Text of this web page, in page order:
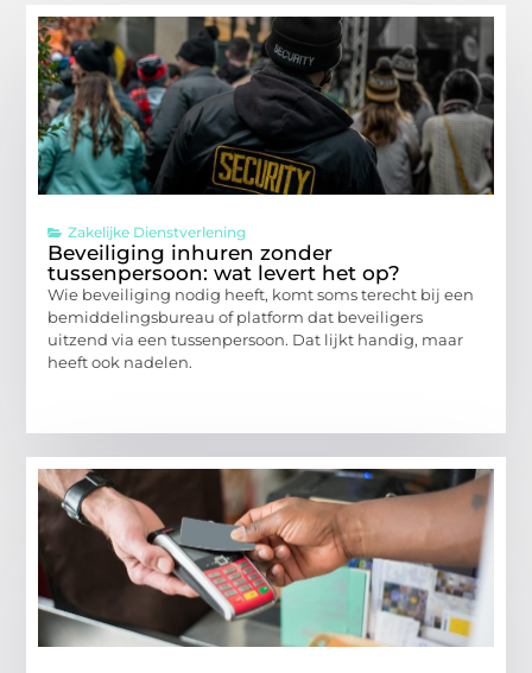
Zakelijke Dienstverlening
Beveiliging inhuren zonder
tussenpersoon: wat levert het op?
Wie beveiliging nodig heeft, komt soms terecht bij een
bemiddelingsbureau of platform dat beveiligers
uitzend via een tussenpersoon. Dat lijkt handig, maar
heeft ook nadelen.